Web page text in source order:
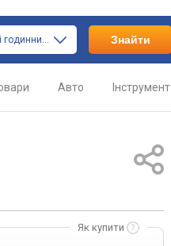
тільки наручні годинники Знайти
Авто Інструмент
Як купити